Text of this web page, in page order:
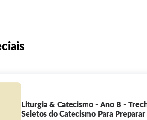
Liturgia & Catecismo - Ano B -
Seletos do Catecismo Para